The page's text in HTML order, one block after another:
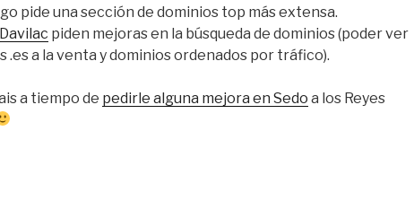
pide una sección de dominios top más extensa.
Davilac piden mejoras en la búsqueda de dominios (poder ver
.es a la venta y dominios ordenados por tráfico).
a tiempo de pedirle alguna mejora en Sedo a los Reyes